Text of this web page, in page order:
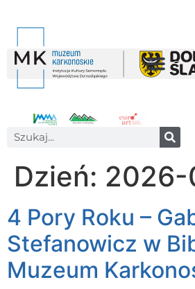
Dzień:
4 Pory Roku –
Stefanowicz w
Muzeum